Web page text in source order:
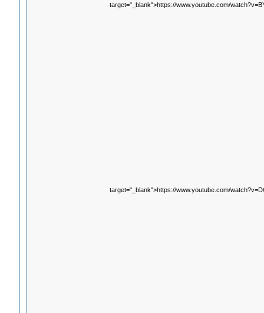
target="_blank">https://www.youtube.com/
target="_blank">https://www.youtube.com/